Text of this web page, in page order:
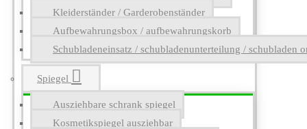
Kleiderständer / Garderobenständer
Aufbewahrungsbox / aufbewahrungskorb
Schubladeneinsatz / schubladenunterteilung / schubladen
Spiegel
Ausziehbare schrank spiegel
Kosmetikspiegel ausziehbar